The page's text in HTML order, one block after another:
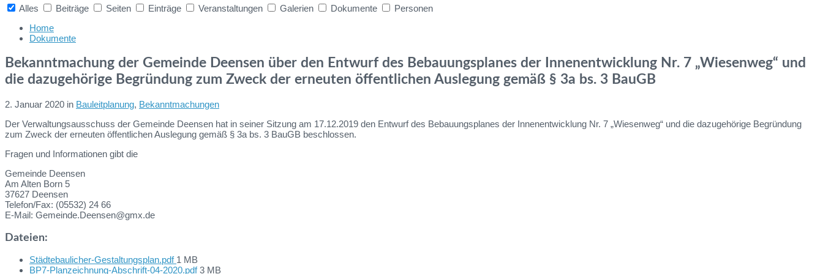
Alles
Beiträge Seiten Einträge Veranstaltungen Galerien Dokumente Personen
search
Home
Dokumente
Bekanntmachung der Gemeinde Deensen über den Entwurf des Bebauungsplanes der Innenentwicklung Nr. 7 „Wiesenweg“ und
die dazugehörige Begründung zum Zweck der erneuten öffentlichen Auslegung gemäß § 3a bs. 3 BauGB
2. Januar 2020 in Bauleitplanung, Bekanntmachungen
Der Verwaltungsausschuss der Gemeinde Deensen hat in seiner Sitzung am 17.12.2019 den Entwurf des Bebauungsplanes der Innenentwicklung Nr. 7 „Wiesenweg“ und die dazugehörige Begründung
zum Zweck der erneuten öffentlichen Auslegung gemäß § 3a bs. 3 BauGB beschlossen.
Fragen und Informationen gibt die
Gemeinde Deensen
Am Alten Born 5
37627 Deensen
Telefon/Fax: (05532) 24 66
E-Mail: Gemeinde.Deensen@gmx.de
Dateien:
Städtebaulicher-Gestaltungsplan.pdf File
size:
1 MB
BP7-Planzeichnung-Abschrift-04-2020.pdfFile
3 MB